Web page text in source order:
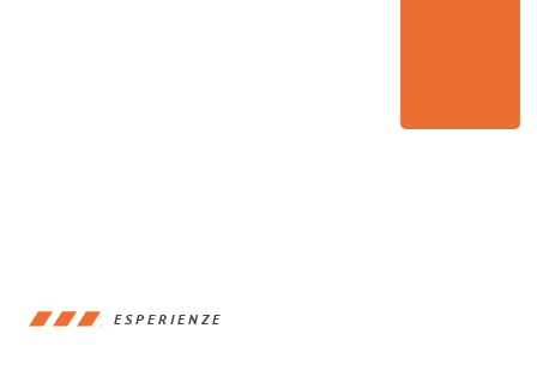
ESPERIENZE